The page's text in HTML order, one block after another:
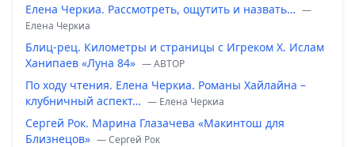
Елена Черкиа. Рассмотреть, ощутить и назвать… —
Елена Черкиа
Блиц-рец. Километры и страницы с Игреком Х. Ислам
Ханипаев «Луна 84» — ABTOP
По ходу чтения. Елена Черкиа. Романы Хайлайна –
клубничный аспект… — Елена Черкиа
Сергей Рок. Марина Глазачева «Макинтош для
Близнецов» — Сергей Рок